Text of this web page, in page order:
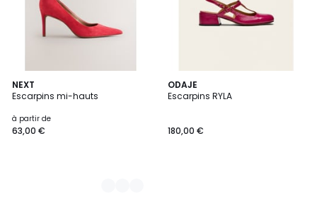
NEXT
Escarpins mi-hauts
Prix
à
à partir de
63,00 €
9
Couleurs
ODAJE
Escarpins RYLA
180,00 €